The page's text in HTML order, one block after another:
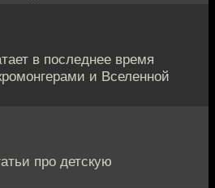
в последнее время
и Вселенной
про детскую